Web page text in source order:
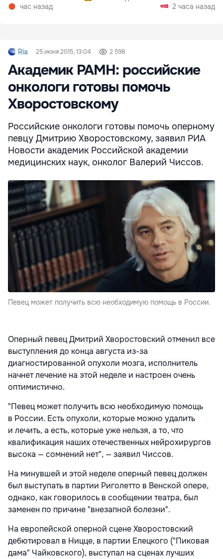
час назад
2 часа назад
Ria 25 июня 2015, 13:04 2 598
Академик РАМН: российские
онкологи готовы помочь
Хворостовскому
Российские онкологи готовы помочь оперному
певцу Дмитрию Хворостовскому, заявил РИА
Новости академик Российской академии
медицинских наук, онколог Валерий Чиссов.
Певец может получить всю необходимую помощь в России.
Оперный певец Дмитрий Хворостовский отменил все
выступления до конца августа из-за
диагностированной опухоли мозга, исполнитель
начнет лечение на этой неделе и настроен очень
оптимистично.
"Певец может получить всю необходимую помощь
в России. Есть опухоли, которые можно удалить
и лечить, а есть, которые уже нельзя, а то, что
квалификация наших отечественных нейрохирургов
высока — сомнений нет", — заявил Чиссов.
На минувшей и этой неделе оперный певец должен
был выступать в партии Риголетто в Венской опере,
однако, как говорилось в сообщении театра, был
заменен по причине "внезапной болезни".
На европейской оперной сцене Хворостовский
дебютировал в Ницце, в партии Елецкого ("Пиковая
дама" Чайковского), выступал на сценах лучших